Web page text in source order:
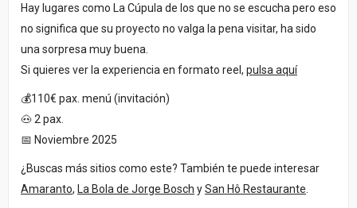
Hay lugares como La Cúpula de los que no se escucha pero eso
no significa que su proyecto no valga la pena visitar, ha sido
una sorpresa muy buena.
Si quieres ver la experiencia en formato reel, pulsa aquí
💰110€ pax. menú (invitación)
🐽 2 pax.
📅 Noviembre 2025
¿Buscas más sitios como este? También te puede interesar
Amaranto, La Bola de Jorge Bosch ySan Hô Restaurante